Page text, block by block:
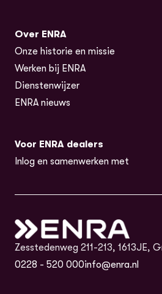
Over ENRA
Onze historie en missie
Werken bij ENRA
Dienstenwijzer
ENRA nieuws
Voor ENRA dealers
Inlog en samenwerken met
Zesstedenweg 211-213, 1613JE,
0228 - 520 000info@enra.nl